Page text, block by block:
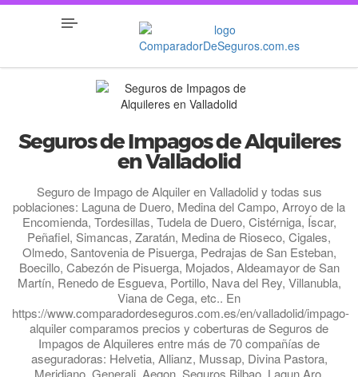
Seguros de Impagos de Alquileres
en Valladolid
Seguro de Impago de Alquiler en Valladolid y todas sus
poblaciones: Laguna de Duero, Medina del Campo, Arroyo de la
Encomienda, Tordesillas, Tudela de Duero, Cistérniga, Íscar,
Peñafiel, Simancas, Zaratán, Medina de Rioseco, Cigales,
Olmedo, Santovenia de Pisuerga, Pedrajas de San Esteban,
Boecillo, Cabezón de Pisuerga, Mojados, Aldeamayor de San
Martín, Renedo de Esgueva, Portillo, Nava del Rey, Villanubla,
Viana de Cega, etc.. En
https://www.comparadordeseguros.com.es/en/valladolid/impago-
alquiler comparamos precios y coberturas de Seguros de
Impagos de Alquileres entre más de 70 compañías de
aseguradoras: Helvetia, Allianz, Mussap, Divina Pastora,
Meridiano, Generali, Aegon, Seguros Bilbao, Lagun Aro,